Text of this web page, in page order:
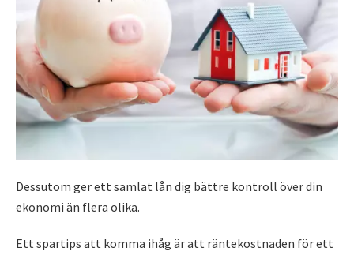
Dessutom ger ett samlat lån dig bättre kontroll över din
ekonomi än flera olika.
Ett spartips att komma ihåg är att räntekostnaden för ett